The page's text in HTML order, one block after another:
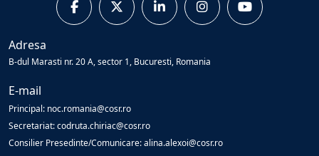
Adresa
B-dul Marasti nr. 20 A, sector 1, Bucuresti, Romania
E-mail
Principal: noc.romania@cosr.ro
Secretariat: codruta.chiriac@cosr.ro
Consilier Presedinte/Comunicare: alina.alexoi@cosr.ro